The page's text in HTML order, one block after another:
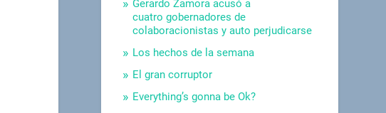
Gerardo Zamora acusó a
cuatro gobernadores de
colaboracionistas y auto perjudicarse
Los hechos de la semana
El gran corruptor
Everything’s gonna be Ok?